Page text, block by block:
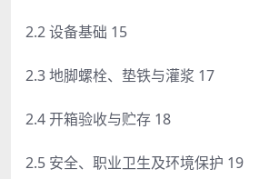
2.2 设备基础 15
2.3 地脚螺栓、垫铁与灌浆 17
2.4 开箱验收与贮存 18
2.5 安全、职业卫生及环境保护 19